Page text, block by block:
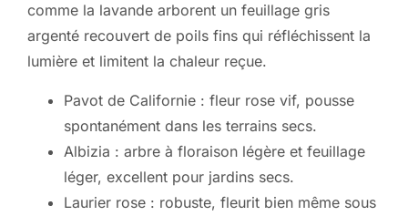
comme la lavande arborent un feuillage gris
argenté recouvert de poils fins qui réfléchissent la
lumière et limitent la chaleur reçue.
Pavot de Californie : fleur rose vif, pousse
spontanément dans les terrains secs.
Albizia : arbre à floraison légère et feuillage
léger, excellent pour jardins secs.
Laurier rose : robuste, fleurit bien même sous